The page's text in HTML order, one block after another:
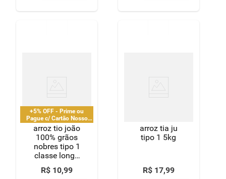
+5% OFF - Prime ou
Pague c/ Cartão Nosso
Pay
arroz tio joão
100% grãos
nobres tipo 1
classe longo
fino 2kg
R$ 10,99
arroz tia ju
tipo 1 5kg
R$ 17,99